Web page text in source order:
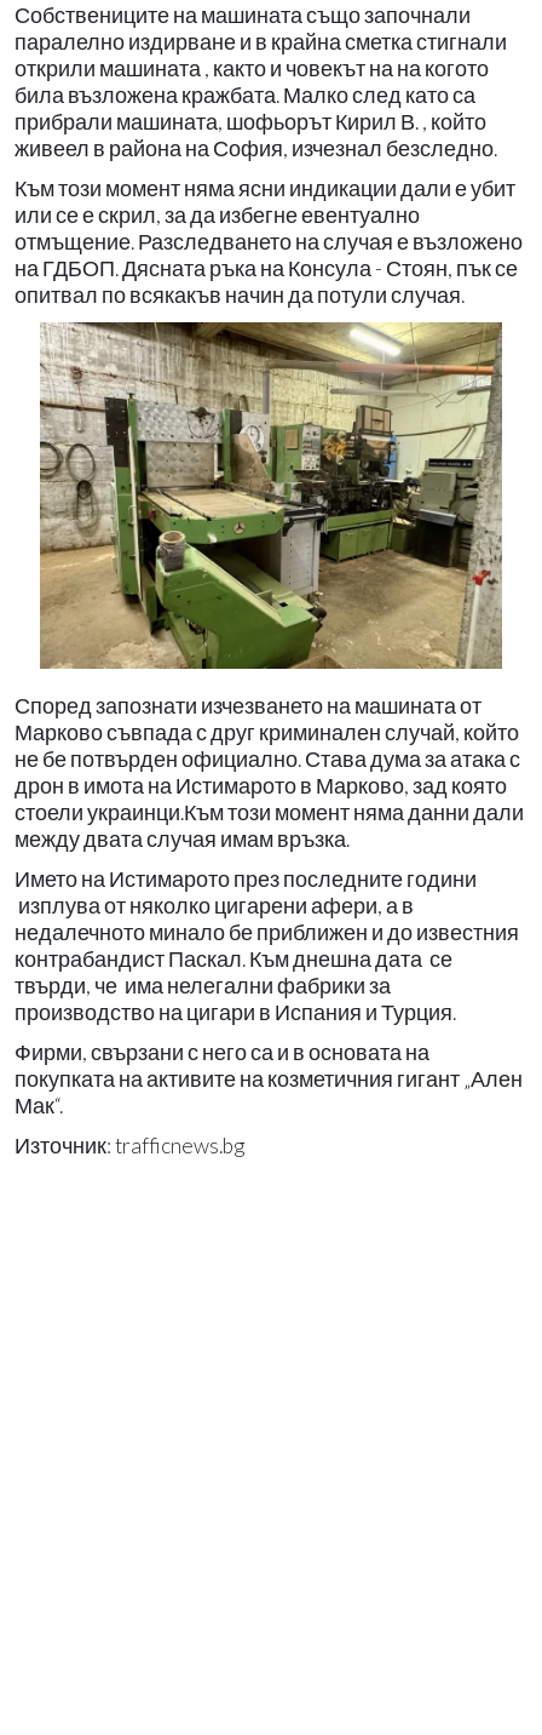
Собствениците на машината също започнали
паралелно издирване и в крайна сметка стигнали
открили машината , както и човекът на на когото
била възложена кражбата. Малко след като са
прибрали машината, шофьорът Кирил В. , който
живеел в района на София, изчезнал безследно.
Към този момент няма ясни индикации дали е убит
или се е скрил, за да избегне евентуално
отмъщение. Разследването на случая е възложено
на ГДБОП. Дясната ръка на Консула - Стоян, пък се
опитвал по всякакъв начин да потули случая.
Според запознати изчезването на машината от
Марково съвпада с друг криминален случай, който
не бе потвърден официално. Става дума за атака с
дрон в имота на Истимарото в Марково, зад която
стоели украинци.Към този момент няма данни дали
между двата случая имам връзка.
Името на Истимарото през последните години
изплува от няколко цигарени афери, а в
недалечното минало бе приближен и до известния
контрабандист Паскал. Към днешна дата се
твърди, че има нелегални фабрики за
производство на цигари в Испания и Турция.
Фирми, свързани с него са и в основата на
покупката на активите на козметичния гигант „Ален
Мак“.
Източник: trafficnews.bg